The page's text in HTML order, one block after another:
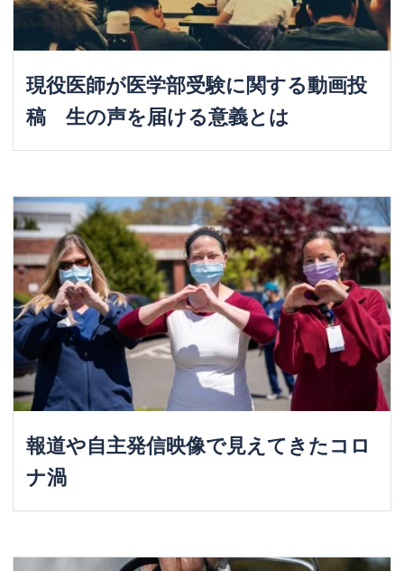
現役医師が医学部受験に関する動画投
稿 生の声を届ける意義とは
報道や自主発信映像で見えてきたコロ
ナ渦